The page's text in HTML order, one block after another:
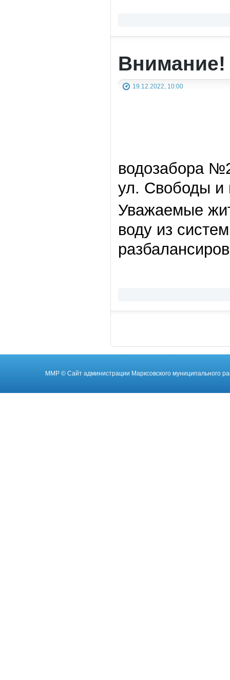
Внимание!
19.12.2022, 10:00
водозабора
ул. Свободы и
Уважаемые
воду из
ММР © Cайт администрации Марксовского муниципального